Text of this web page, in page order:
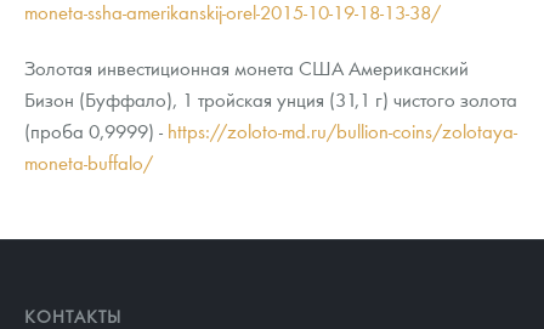
moneta-ssha-amerikanskij-orel-2015-10-19-18-13-38/
Золотая инвестиционная монета США Американский
Бизон (Буффало), 1 тройская унция (31,1 г) чистого золота
(проба 0,9999) - https://zoloto-md.ru/bullion-coins/zolotaya-
moneta-buffalo/
КОНТАКТЫ